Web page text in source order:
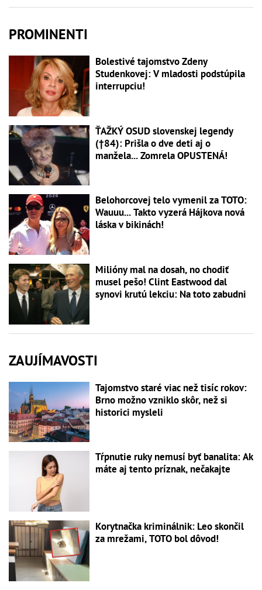
PROMINENTI
Bolestivé tajomstvo Zdeny
Studenkovej: V mladosti podstúpila
interrupciu!
ŤAŽKÝ OSUD slovenskej legendy
(†84): Prišla o dve deti aj o
manžela... Zomrela OPUSTENÁ!
Belohorcovej telo vymenil za TOTO:
Wauuu... Takto vyzerá Hájkova nová
láska v bikinách!
Milióny mal na dosah, no chodiť
musel pešo! Clint Eastwood dal
synovi krutú lekciu: Na toto zabudni
ZAUJÍMAVOSTI
Tajomstvo staré viac než tisíc rokov:
Brno možno vzniklo skôr, než si
historici mysleli
Tŕpnutie ruky nemusí byť banalita: Ak
máte aj tento príznak, nečakajte
Korytnačka kriminálnik: Leo skončil
za mrežami, TOTO bol dôvod!